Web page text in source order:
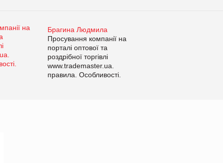
Брагина Людмила
Просування компанії на
порталі оптової та
роздрібної торгівлі
www.trademaster.ua.
правила. Особливості.